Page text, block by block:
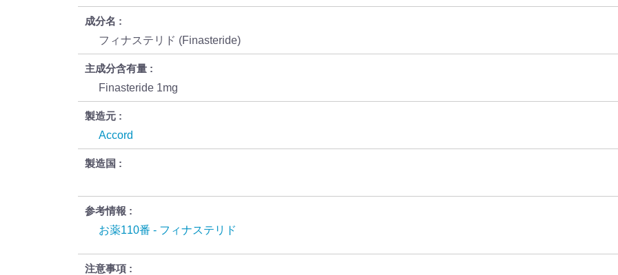
成分名
フィナステリド (Finasteride)
主成分含有量
Finasteride 1mg
製造元
Accord
製造国
参考情報
お薬110番 - フィナステリド
注意事項